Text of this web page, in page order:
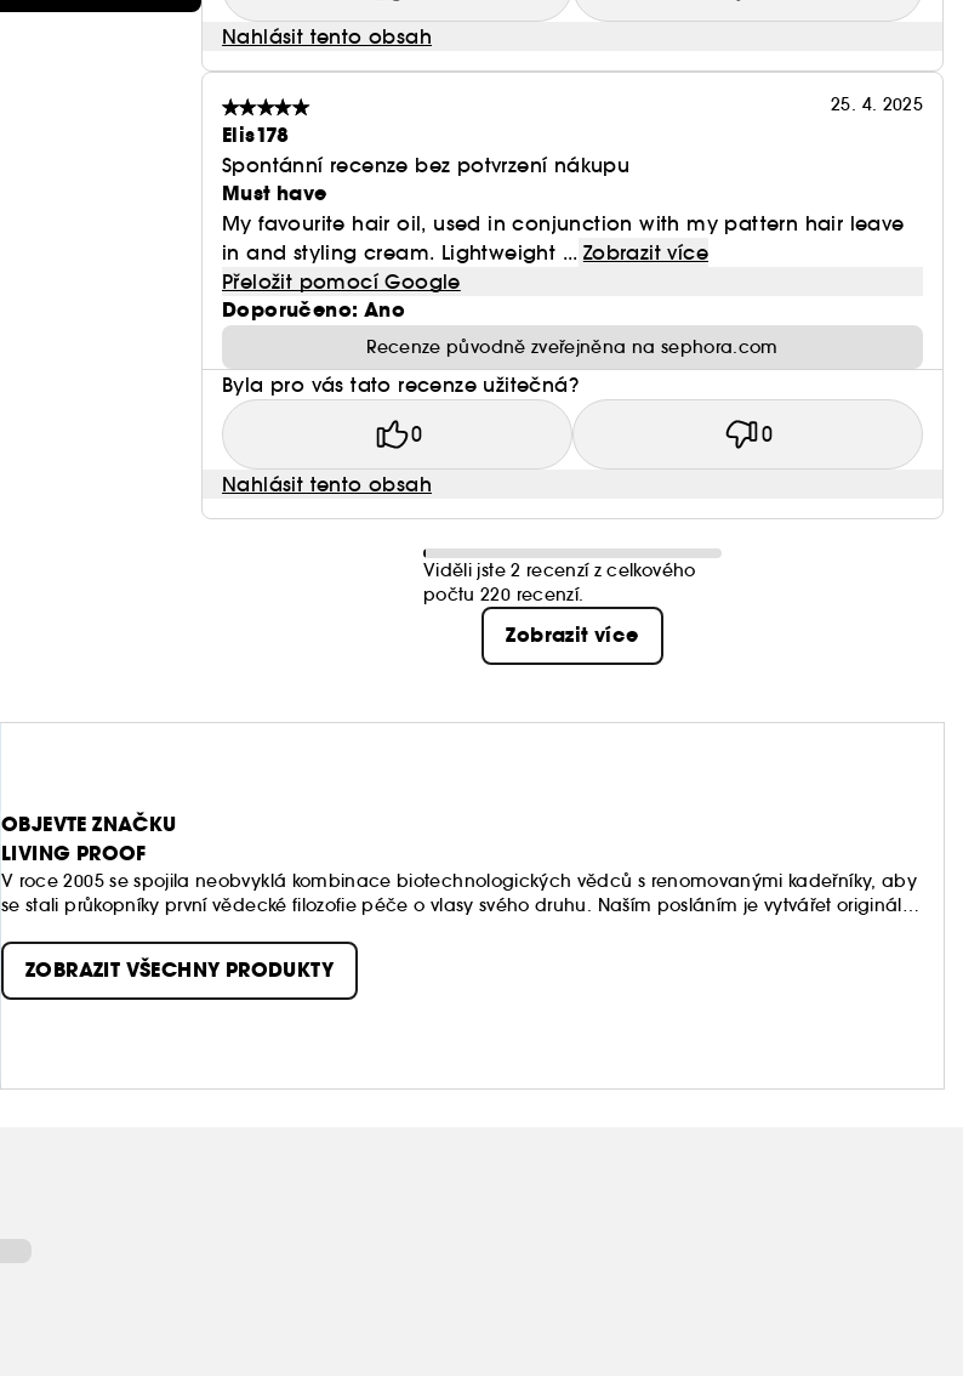
Nahlásit tento obsah
25. 4. 2025
Elis178
Spontánní recenze bez potvrzení nákupu
Must have
My favourite hair oil, used in conjunction with my pattern hair leave
in and styling cream. Lightweight ... Zobrazit více
Přeložit pomocí Google
Doporučeno: Ano
Recenze původně zveřejněna na sephora.com
Byla pro vás tato recenze užitečná?
0 0
Nahlásit tento obsah
Viděli jste 2 recenzí z celkového
počtu 220 recenzí.
Zobrazit více
OBJEVTE ZNAČKU
LIVING PROOF
V roce 2005 se spojila neobvyklá kombinace biotechnologických vědců s renomovanými kadeřníky, aby
se stali průkopníky první vědecké filozofie péče o vlasy svého druhu. Naším posláním je vytvářet originální
ZOBRAZIT VŠECHNY PRODUKTY